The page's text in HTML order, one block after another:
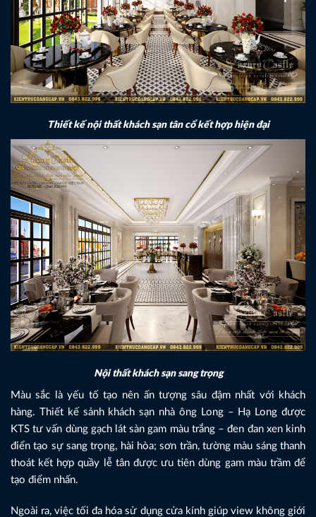
Thiết kế nội thất khách sạn tân cổ kết hợp hiện đại
Nội thất khách sạn sang trọng
Màu sắc là yếu tố tạo nên ấn tượng sâu đậm nhất với khách
hàng. Thiết kế sảnh khách sạn nhà ông Long – Hạ Long được
KTS tư vấn dùng gạch lát sàn gam màu trắng – đen đan xen kinh
điển tạo sự sang trọng, hài hòa; sơn trần, tường màu sáng thanh
thoát kết hợp quầy lễ tân được ưu tiên dùng gam màu trầm để
tạo điểm nhấn.
Ngoài ra, việc tối đa hóa sử dụng cửa kính giúp view không giới